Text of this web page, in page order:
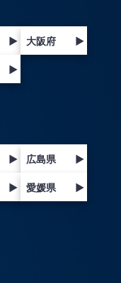
▶ 大阪府 ▶
▶
▶ 広島県 ▶
▶ 愛媛県 ▶